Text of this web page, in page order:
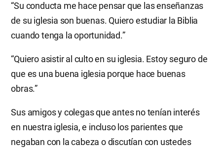
“Su conducta me hace pensar que las enseñanzas
de su iglesia son buenas. Quiero estudiar la Biblia
cuando tenga la oportunidad.”
“Quiero asistir al culto en su iglesia. Estoy seguro de
que es una buena iglesia porque hace buenas
obras.”
Sus amigos y colegas que antes no tenían interés ​​
en nuestra iglesia, e incluso los parientes que
negaban con la cabeza o discutían con ustedes